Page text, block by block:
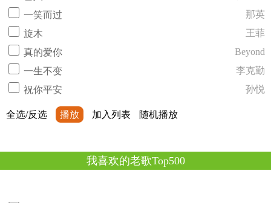
一笑而过
那英
旋木
王菲
真的爱你
Beyond
一生不变
李克勤
祝你平安
孙悦
全选/反选 播放 加入列表 随机播放
我喜欢的老歌Top500